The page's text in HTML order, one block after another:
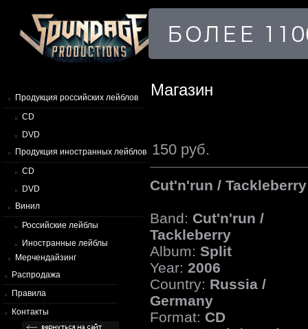
Продукция российских лейблов
CD
DVD
Продукция иностранных лейблов
CD
DVD
Винил
Российские лейблы
Иностранные лейблы
Мерчендайзинг
Распродажа
Правила
Контакты
Магазин
150 руб.
Cut'n'run /
Band: Cut'n'run /
Tackleberry
Album: Split
Year: 2006
Country: Russia /
Germany
Format: CD